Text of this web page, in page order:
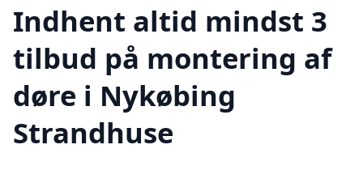
Indhent altid mindst 3
tilbud på montering af
døre i Nykøbing
Strandhuse